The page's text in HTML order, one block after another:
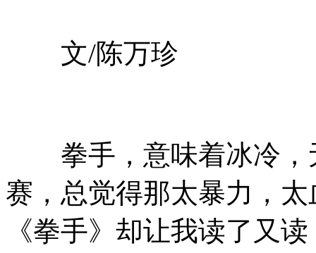
文/陈万珍
拳手，意味着冰冷，
赛，总觉得那太暴力，
《拳手》却让我读了又